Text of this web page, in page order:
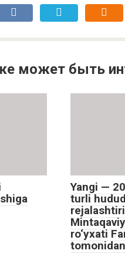
может быть
Yangi —
turli
ro‘yxati